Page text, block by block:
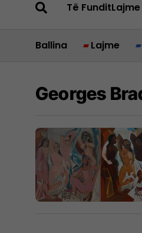
Të Fundit
Ballina Lajme
Georges